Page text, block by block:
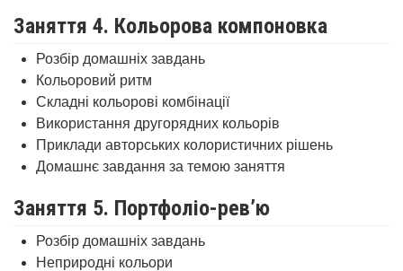
Заняття 4. Кольорова компоновка
Розбір домашніх завдань
Кольоровий ритм
Складні кольорові комбінації
Використання другорядних кольорів
Приклади авторських колористичних рішень
Домашнє завдання за темою заняття
Заняття 5. Портфоліо-рев’ю
Розбір домашніх завдань
Неприродні кольори